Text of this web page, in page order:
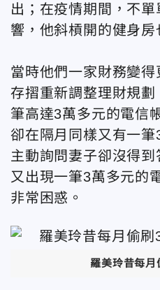
出；在疫情期間，不
響，他斜槓開的健身房
當時他們一家財務變
存摺重新調整理財規
筆高達3萬多元的電信
卻在隔月同樣又有一
主動詢問妻子卻沒得
又出現一筆3萬多元的
非常困惑。
羅美玲昔每